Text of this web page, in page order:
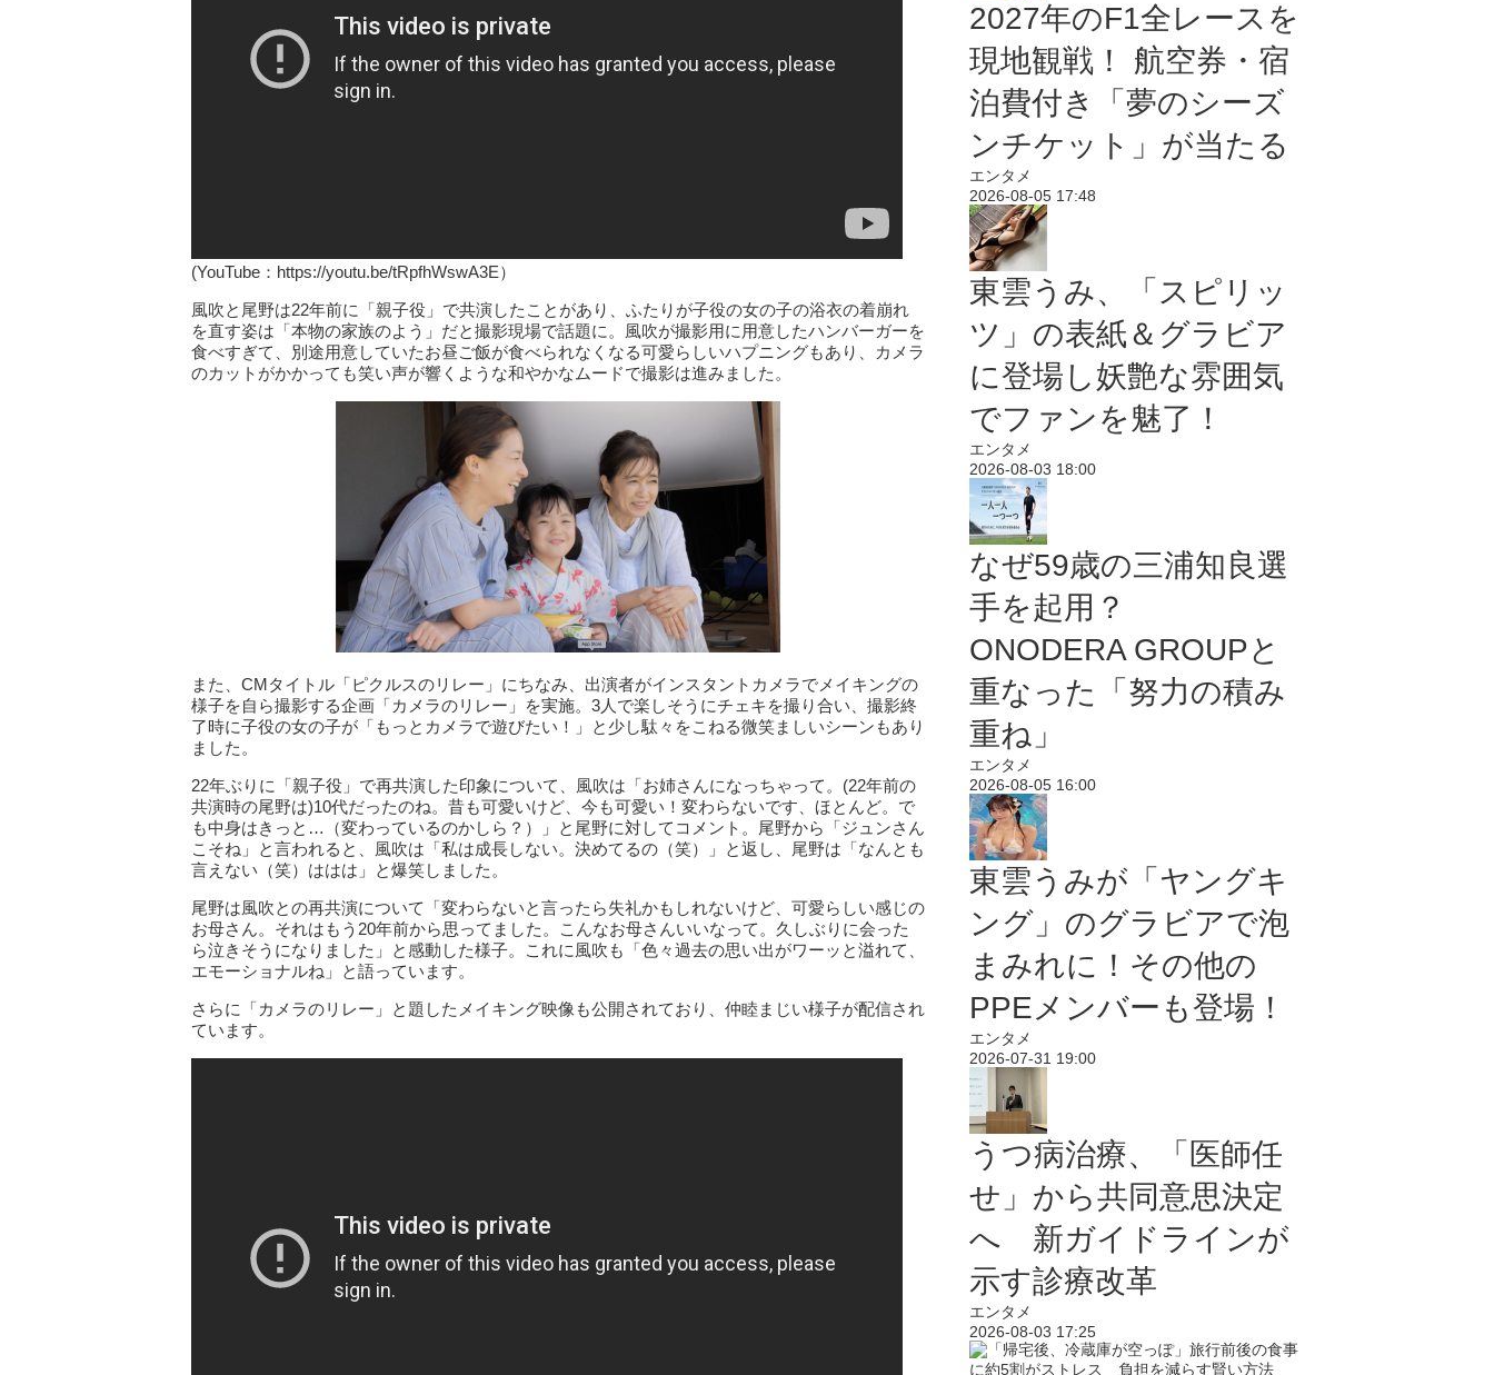
(YouTube：https://youtu.be/tRpfhWswA3E）
風吹と尾野は22年前に「親子役」で共演したことがあり、ふたりが子役の女の子の浴衣の着崩れ
を直す姿は「本物の家族のよう」だと撮影現場で話題に。風吹が撮影用に用意したハンバーガーを
食べすぎて、別途用意していたお昼ご飯が食べられなくなる可愛らしいハプニングもあり、カメラ
のカットがかかっても笑い声が響くような和やかなムードで撮影は進みました。
また、CMタイトル「ピクルスのリレー」にちなみ、出演者がインスタントカメラでメイキングの
様子を自ら撮影する企画「カメラのリレー」を実施。3人で楽しそうにチェキを撮り合い、撮影終
了時に子役の女の子が「もっとカメラで遊びたい！」と少し駄々をこねる微笑ましいシーンもあり
ました。
22年ぶりに「親子役」で再共演した印象について、風吹は「お姉さんになっちゃって。(22年前の
共演時の尾野は)10代だったのね。昔も可愛いけど、今も可愛い！変わらないです、ほとんど。で
も中身はきっと…（変わっているのかしら？）」と尾野に対してコメント。尾野から「ジュンさん
こそね」と言われると、風吹は「私は成長しない。決めてるの（笑）」と返し、尾野は「なんとも
言えない（笑）ははは」と爆笑しました。
尾野は風吹との再共演について「変わらないと言ったら失礼かもしれないけど、可愛らしい感じの
お母さん。それはもう20年前から思ってました。こんなお母さんいいなって。久しぶりに会った
ら泣きそうになりました」と感動した様子。これに風吹も「色々過去の思い出がワーッと溢れて、
エモーショナルね」と語っています。
さらに「カメラのリレー」と題したメイキング映像も公開されており、仲睦まじい様子が配信され
ています。
2027年のF1全レースを
現地観戦！ 航空券・宿
泊費付き「夢のシーズ
ンチケット」が当たる
エンタメ
2026-08-05 17:48
東雲うみ、「スピリッ
ツ」の表紙＆グラビア
に登場し妖艶な雰囲気
でファンを魅了！
エンタメ
2026-08-03 18:00
なぜ59歳の三浦知良選
手を起用？
ONODERA GROUPと
重なった「努力の積み
重ね」
エンタメ
2026-08-05 16:00
東雲うみが「ヤングキ
ング」のグラビアで泡
まみれに！その他の
PPEメンバーも登場！
エンタメ
2026-07-31 19:00
うつ病治療、「医師任
せ」から共同意思決定
へ 新ガイドラインが
示す診療改革
エンタメ
2026-08-03 17:25